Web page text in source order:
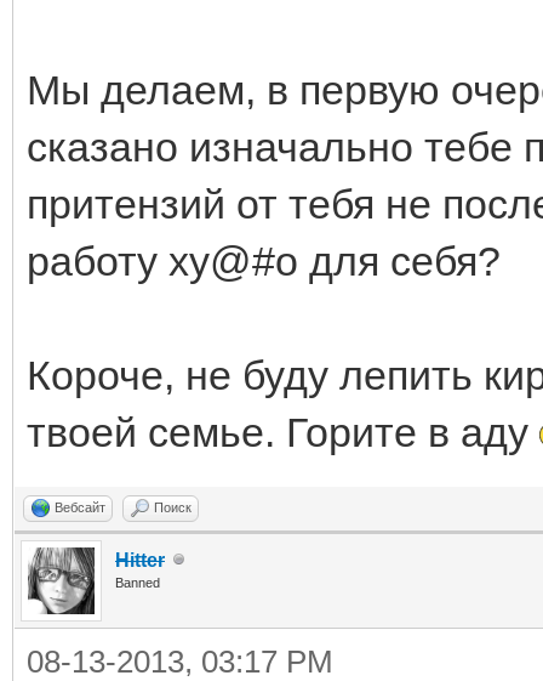
Мы делаем, в первую
сказано изначально тебе
притензий от тебя не
работу ху@#о для себя?
Короче, не буду лепить
твоей семье. Горите в аду
Вебсайт Поиск
Hitter
Banned
08-13-2013, 03:17 PM